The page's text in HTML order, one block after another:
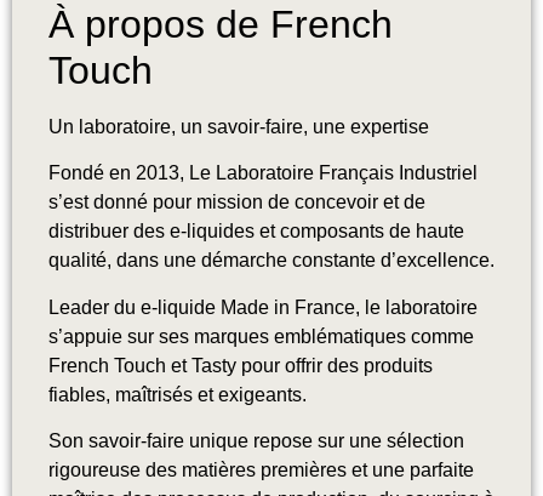
À propos de French
Touch
Un laboratoire, un savoir-faire, une expertise
Fondé en 2013, Le Laboratoire Français Industriel
s’est donné pour mission de concevoir et de
distribuer des e-liquides et composants de haute
qualité, dans une démarche constante d’excellence.
Leader du e-liquide Made in France, le laboratoire
s’appuie sur ses marques emblématiques comme
French Touch et Tasty pour offrir des produits
fiables, maîtrisés et exigeants.
Son savoir-faire unique repose sur une sélection
rigoureuse des matières premières et une parfaite